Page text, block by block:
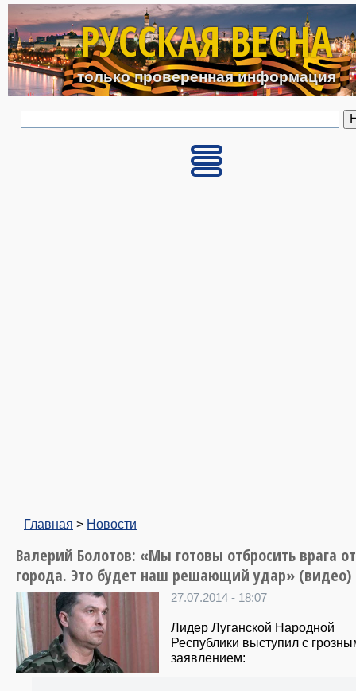
Перейти к основному
РУССКАЯ ВЕСНА
только проверенная информация
Главная > Новости
Валерий Болотов: «Мы готовы отбросить врага от
города. Это будет наш решающий удар» (видео)
27.07.2014 - 18:07
Лидер Луганской Народной
Республики выступил с
заявлением: